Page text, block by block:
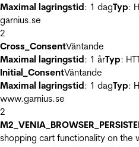
Maximal lagringstid: 1 dagTyp:
garnius.se
2
Cross_ConsentVäntande
Maximal lagringstid: 1 årTyp:
Initial_ConsentVäntande
Maximal lagringstid: 1 dagTyp:
www.garnius.se
2
shopping cart functionality on the